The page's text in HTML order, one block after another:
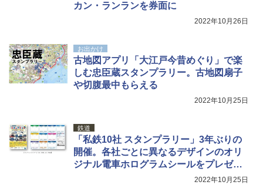
カン・ランランを券面に
2022年10月26日
お出かけ
古地図アプリ「大江戸今昔めぐり」で楽
しむ忠臣蔵スタンプラリー。古地図扇子
や切腹最中もらえる
2022年10月25日
鉄道
「私鉄10社 スタンプラリー」3年ぶりの
開催。各社ごとに異なるデザインのオリ
ジナル電車ホログラムシールをプレゼン
2022年10月25日